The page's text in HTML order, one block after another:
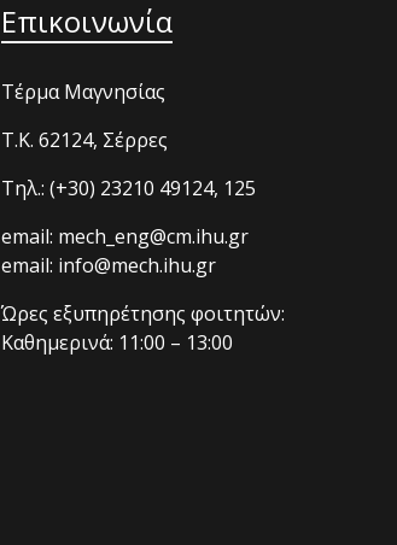
Επικοινωνία
Τέρμα Μαγνησίας
T.K. 62124, Σέρρες
Τηλ.: (+30) 23210 49124, 125
email: mech_eng@cm.ihu.gr
email: info@mech.ihu.gr
Ώρες εξυπηρέτησης φοιτητών:
Καθημερινά: 11:00 – 13:00